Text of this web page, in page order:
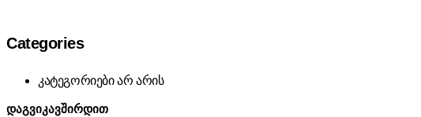
Categories
კატეგორიები არ არის
დაგვიკავშირდით